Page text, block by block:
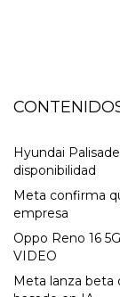
Hyundai
disponibilidad
Meta confirma
empresa
Oppo Reno 16
VIDEO
Meta lanza beta